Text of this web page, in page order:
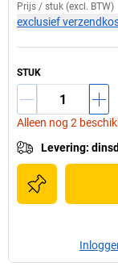
Prijs / stuk (excl. BTW)
exclusief
STUK
Alleen nog 2
Levering: